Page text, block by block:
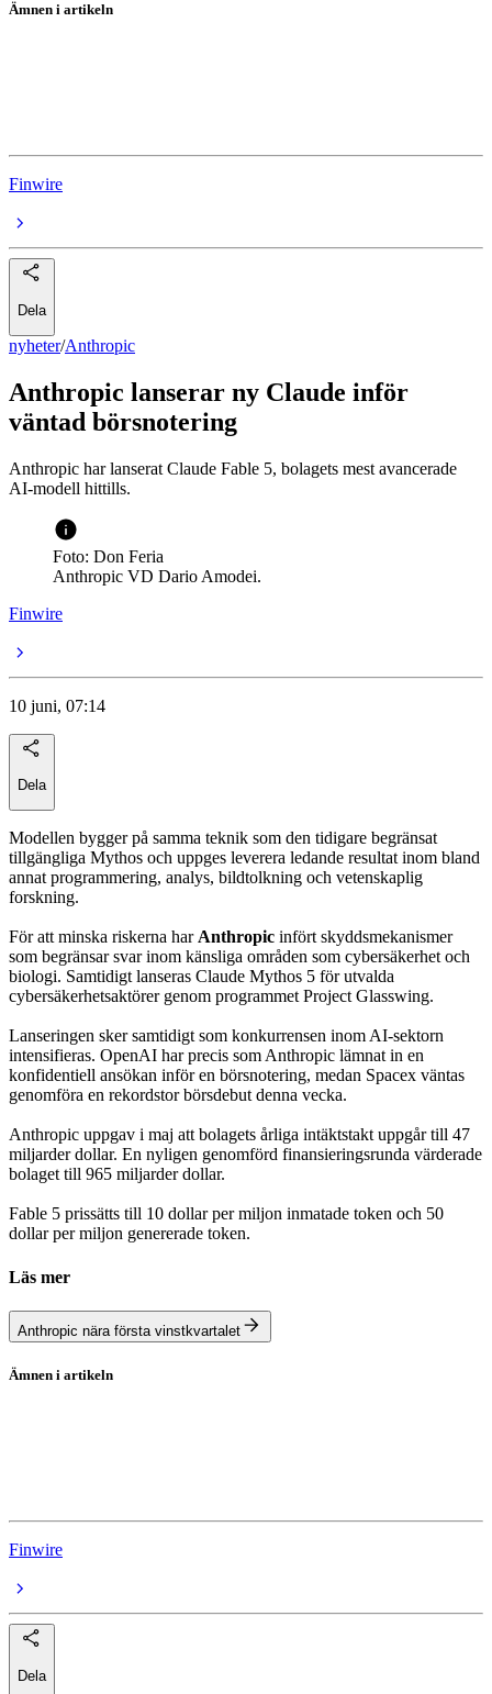
Ämnen i artikeln
Finwire
Dela
nyheter/Anthropic
Anthropic lanserar ny Claude inför
väntad börsnotering
Anthropic har lanserat Claude Fable 5, bolagets mest avancerade
AI-modell hittills.
Foto: Don Feria
Anthropic VD Dario Amodei.
Finwire
10 juni, 07:14
Dela
Modellen bygger på samma teknik som den tidigare begränsat
tillgängliga Mythos och uppges leverera ledande resultat inom bland
annat programmering, analys, bildtolkning och vetenskaplig
forskning.
För att minska riskerna harAnthropic infört skyddsmekanismer
som begränsar svar inom känsliga områden som cybersäkerhet och
biologi. Samtidigt lanseras Claude Mythos 5 för utvalda
cybersäkerhetsaktörer genom programmet Project Glasswing.
Lanseringen sker samtidigt som konkurrensen inom AI-sektorn
intensifieras. OpenAI har precis som Anthropic lämnat in en
konfidentiell ansökan inför en börsnotering, medan Spacex väntas
genomföra en rekordstor börsdebut denna vecka.
Anthropic uppgav i maj att bolagets årliga intäktstakt uppgår till 47
miljarder dollar. En nyligen genomförd finansieringsrunda värderade
bolaget till 965 miljarder dollar.
Fable 5 prissätts till 10 dollar per miljon inmatade token och 50
dollar per miljon genererade token.
Läs mer
Anthropic nära första vinstkvartalet
Ämnen i artikeln
Finwire
Dela